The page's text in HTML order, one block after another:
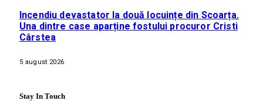
Incendiu devastator la două locuințe din Scoarța.
Una dintre case aparține fostului procuror Cristi
Cârstea
5 august 2026
Stay In Touch